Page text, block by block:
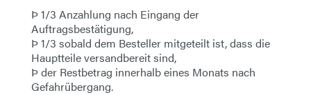
Þ 1/3 Anzahlung nach Eingang der
Auftragsbestätigung,
Þ 1/3 sobald dem Besteller mitgeteilt ist, dass die
Hauptteile versandbereit sind,
Þ der Restbetrag innerhalb eines Monats nach
Gefahrübergang.